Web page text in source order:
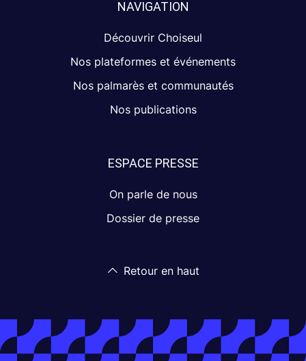
NAVIGATION
Découvrir Choiseul
Nos plateformes et événements
Nos palmarès et communautés
Nos publications
ESPACE PRESSE
On parle de nous
Dossier de presse
Retour en haut